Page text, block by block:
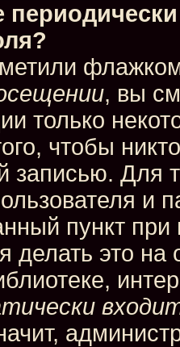
, вы
только
чтобы
записью. Для
и
пункт
делать это